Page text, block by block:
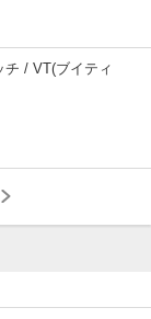
チ / VT(ブイティ